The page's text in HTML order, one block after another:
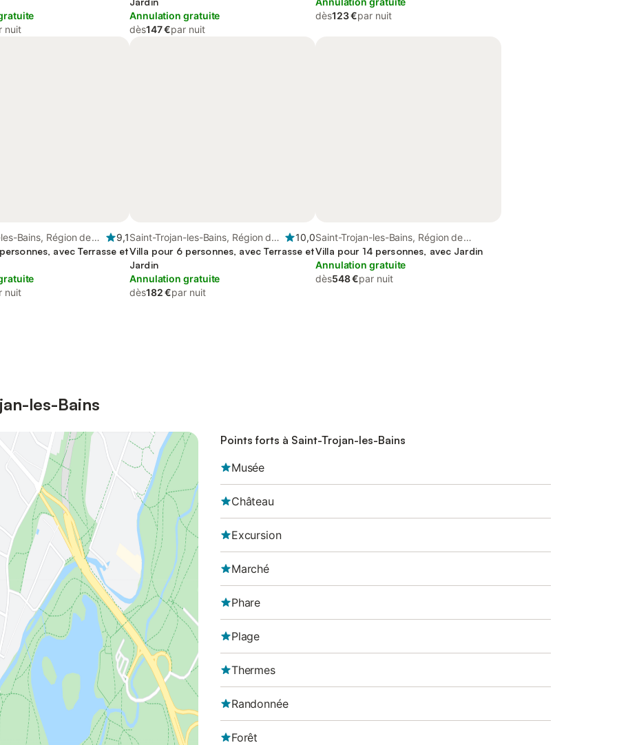
nuit
Annulation gratuite
dès147 €par nuit
dès123 €par nuit
Bains, Région de
9,1
avec Terrasse et
nuit
Saint-Trojan-les-Bains, Région de
Rochefort
10,0
Villa pour 6 personnes, avec Terrasse et
Jardin
Annulation gratuite
dès182 €par nuit
Saint-Trojan-les-Bains, Région de
Rochefort
Villa pour 14 personnes, avec Jardin
Annulation gratuite
dès548 €par nuit
les-Bains
Points forts à Saint-Trojan-les-Bains
Musée
Château
Excursion
Marché
Phare
Plage
Thermes
Randonnée
Forêt